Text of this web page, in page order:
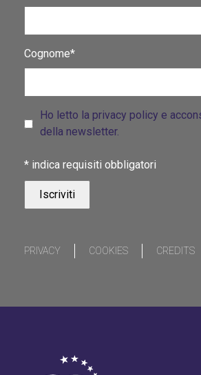
Cognome*
Ho letto la privacy policy e
della newsletter.
* indica requisiti obbligatori
PRIVACY COOKIES CREDITS